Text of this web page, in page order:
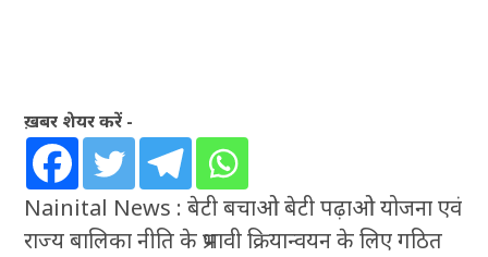
ख़बर शेयर करें -
Nainital News : बेटी बचाओ बेटी पढ़ाओ योजना एवं
राज्य बालिका नीति के प्रभावी क्रियान्वयन के लिए गठित